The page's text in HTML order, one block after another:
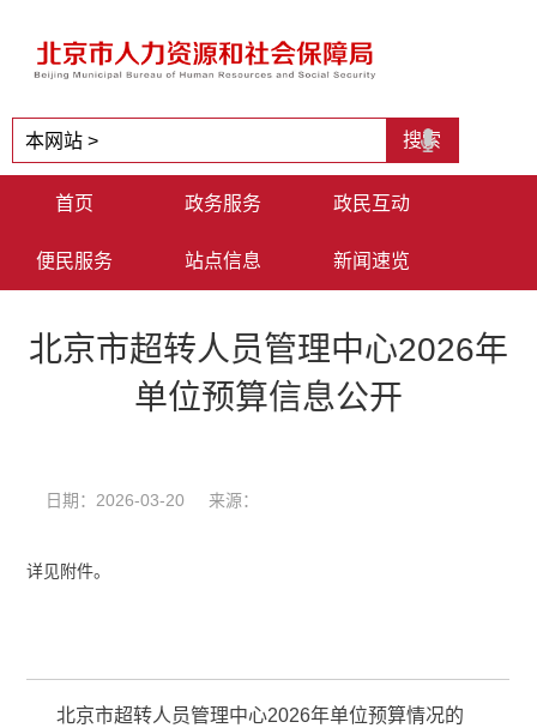
首页 政务服务 政民互动
便民服务 站点信息 新闻速览
北京市超转人员管理中心2026年
单位预算信息公开
日期：2026-03-20 来源：
详见附件。
北京市超转人员管理中心2026年单位预算情况的